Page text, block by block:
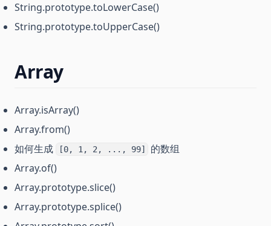
String.prototype.toLowerCase()
String.prototype.toUpperCase()
Array
Array.isArray()
Array.from()
如何生成
[0, 1, 2, ..., 99]
的数组
Array.of()
Array.prototype.slice()
Array.prototype.splice()